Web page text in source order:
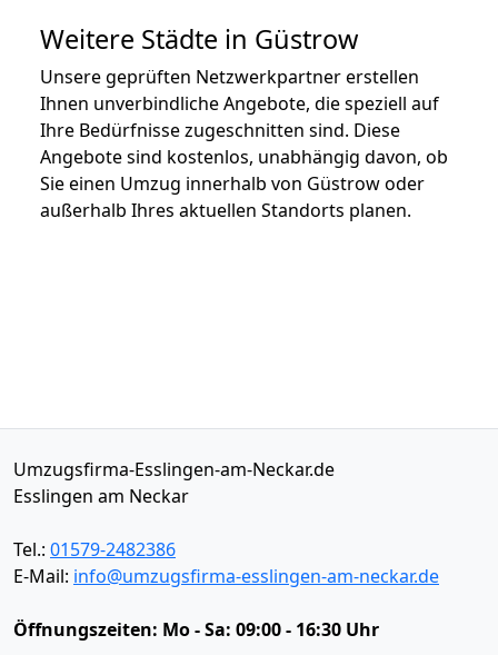
Weitere Städte in Güstrow
Unsere geprüften Netzwerkpartner erstellen
Ihnen unverbindliche Angebote, die speziell auf
Ihre Bedürfnisse zugeschnitten sind. Diese
Angebote sind kostenlos, unabhängig davon, ob
Sie einen Umzug innerhalb von Güstrow oder
außerhalb Ihres aktuellen Standorts planen.
Umzugsfirma-Esslingen-am-Neckar.de
Esslingen am Neckar
Tel.: 01579-2482386
E-Mail: info@umzugsfirma-esslingen-am-neckar.de
Öffnungszeiten: Mo - Sa: 09:00 - 16:30 Uhr